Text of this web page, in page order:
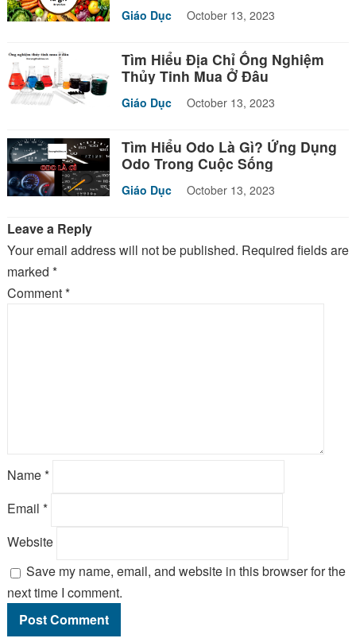
Giáo Dục October 13, 2023
Tìm Hiểu Địa Chỉ Ống Nghiệm
Thủy Tinh Mua Ở Đâu
Giáo Dục October 13, 2023
Tìm Hiểu Odo Là Gì? Ứng Dụng
Odo Trong Cuộc Sống
Giáo Dục October 13, 2023
Leave a Reply
Your email address will not be published. Required fields are
marked *
Comment*
Name*
Email *
Website
Save my name, email, and website in this browser for the
next time I comment.